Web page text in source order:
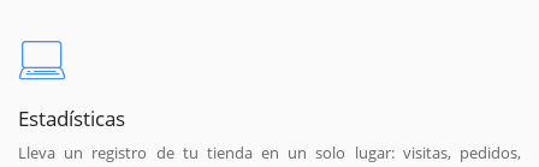
Estadísticas
Lleva un registro de tu tienda en un solo lugar: visitas, pedidos,